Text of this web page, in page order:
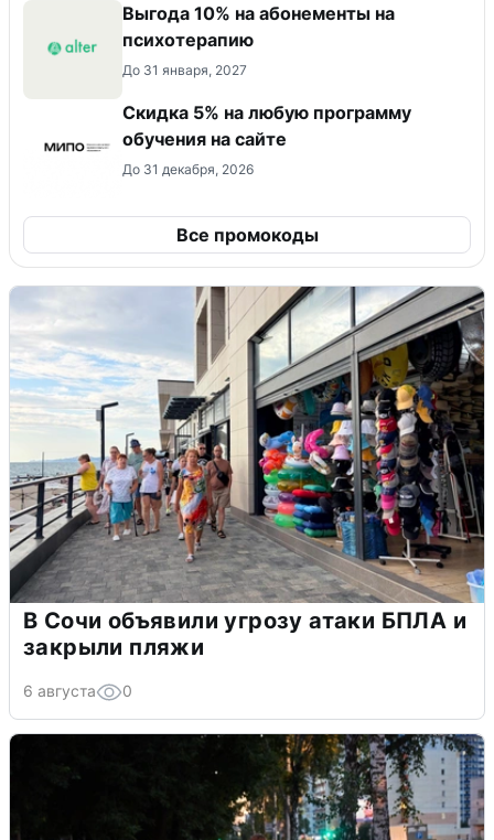
Выгода 10% на абонементы на
психотерапию
До 31 января, 2027
Скидка 5% на любую программу
обучения на сайте
До 31 декабря, 2026
Все промокоды
В Сочи объявили угрозу атаки БПЛА и
закрыли пляжи
6 августа 0